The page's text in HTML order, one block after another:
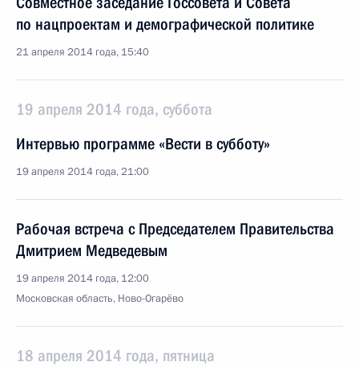
по нацпроектам и демографической политике
21 апреля 2014 года, 15:40
19 апреля 2014 года, суббота
Интервью программе «Вести в субботу»
19 апреля 2014 года, 21:00
Рабочая встреча с Председателем Правительства
Дмитрием Медведевым
19 апреля 2014 года, 12:00
Московская область, Ново-Огарёво
18 апреля 2014 года, пятница